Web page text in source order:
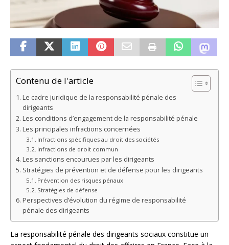
Contenu de l'article
Le cadre juridique de la responsabilité pénale des
dirigeants
Les conditions d’engagement de la responsabilité pénale
Les principales infractions concernées
Infractions spécifiques au droit des sociétés
Infractions de droit commun
Les sanctions encourues par les dirigeants
Stratégies de prévention et de défense pour les dirigeants
Prévention des risques pénaux
Stratégies de défense
Perspectives d’évolution du régime de responsabilité
pénale des dirigeants
La responsabilité pénale des dirigeants sociaux constitue un